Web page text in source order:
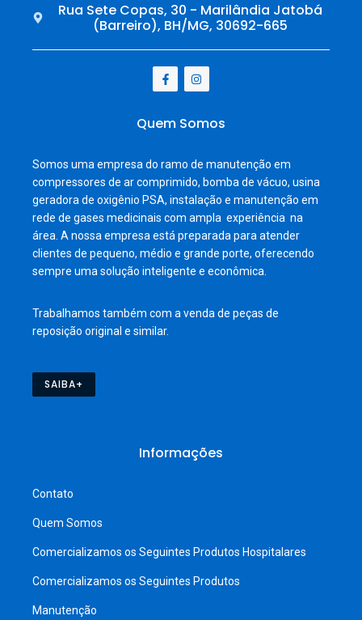
Rua Sete Copas, 30 - Marilândia Jatobá
(Barreiro), BH/MG, 30692-665
Quem Somos
Somos uma empresa do ramo de manutenção em
compressores de ar comprimido, bomba de vácuo, usina
geradora de oxigênio PSA, instalação e manutenção em
rede de gases medicinais com ampla experiência na
área. A nossa empresa está preparada para atender
clientes de pequeno, médio e grande porte, oferecendo
sempre uma solução inteligente e econômica.
Trabalhamos também com a venda de peças de
reposição original e similar.
SAIBA+
Informações
Contato
Quem Somos
Comercializamos os Seguintes Produtos Hospitalares
Comercializamos os Seguintes Produtos
Manutenção